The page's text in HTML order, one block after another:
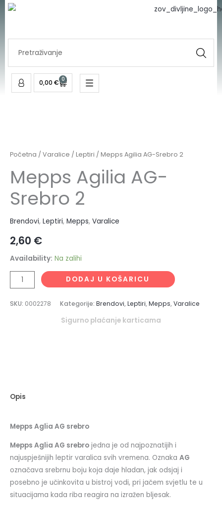
Skip
0,00 € 0
Cart
Početna / Varalice / Leptiri / Mepps Agilia AG-Srebro 2
Mepps Agilia AG-
Srebro 2
Brendovi, Leptiri, Mepps, Varalice
2,60 €
Availability: Na zalihi
AG-
količina
DODAJ U KOŠARICU
SKU: 0002278 Kategorije: Brendovi,Leptiri,Mepps,Varalice
Sigurno plaćanje karticama
Opis
Mepps Aglia AG srebro
Mepps Aglia AG srebro jedna je od najpoznatijih i
najuspješnijih leptir varalica svih vremena. Oznaka AG
označava srebrnu boju koja daje hladan, jak odsjaj i
posebno je učinkovita u bistroj vodi, pri jačem svjetlu te u
situacijama kada riba reagira na izražen bljesak.
Srebro
količina